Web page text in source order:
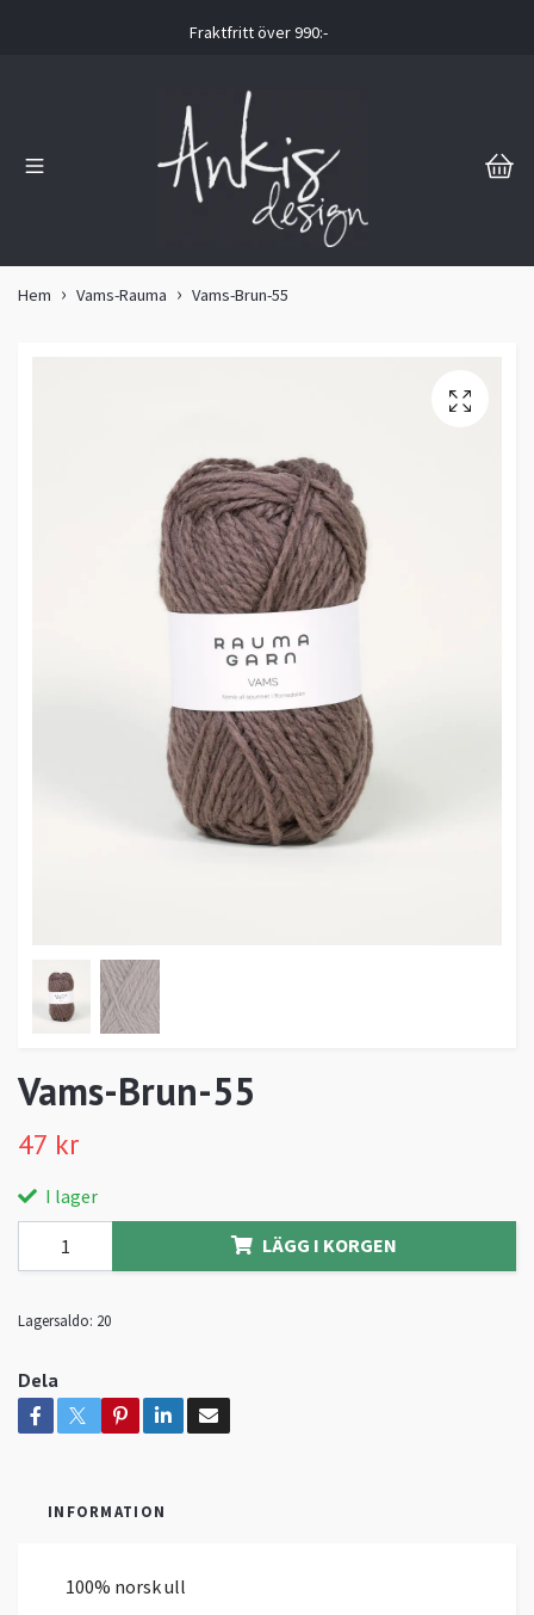
Fraktfritt över 990:-
Hem Vams-Rauma Vams-Brun-55
Vams-Brun-55
47 kr
I lager
LÄGG I KORGEN
Lagersaldo: 20
Dela
INFORMATION
100% norsk ull